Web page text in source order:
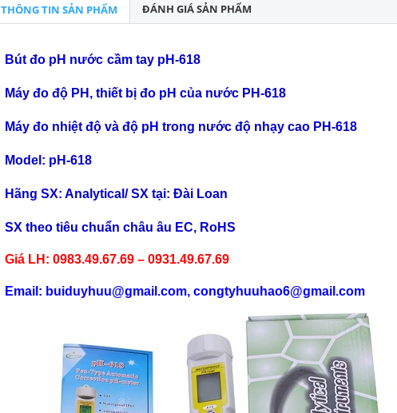
THÔNG TIN SẢN PHẨM ĐÁNH GIÁ SẢN PHẨM
Bút đo pH nước cầm taypH-618
Máy đo độ PH, thiết bị đo pH của nước PH-618
Máy đo nhiệt độ và độ pH trong nước độ nhạy cao PH-618
Model: pH-618
Hãng SX: Analytical/ SX tại: Đài Loan
SX theo tiêu chuẩn châu âu EC, RoHS
Giá LH: 0983.49.67.69 – 0931.49.67.69
Email: buiduyhuu@gmail.com, congtyhuuhao6@gmail.com